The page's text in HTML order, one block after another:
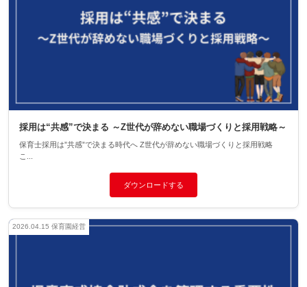
採用は“共感”で決まる ～Z世代が辞めない職場づくりと採用戦略～
保育士採用は”共感”で決まる時代へ Z世代が辞めない職場づくりと採用戦略
こ...
ダウンロードする
2026.04.15保育園経営